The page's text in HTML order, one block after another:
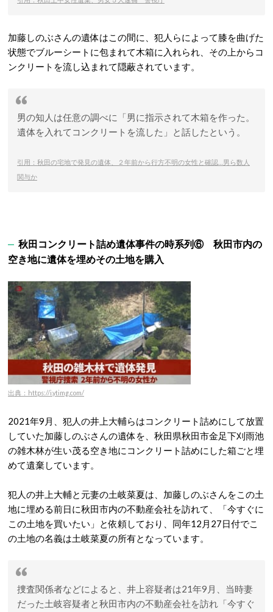
加藤しのぶさんの遺体はこの間に、犯人らによって膝を曲げた
状態でブルーシートに包まれて木箱に入れられ、その上からコ
ンクリートを流し込まれて隠蔽されています。
男の知人は任意の調べに「男に指示されて木箱を作った。
遺体を入れてコンクリートを流した」と話したという。
引用：秋田の宅地で発見の遺体、２年前から行方不明の女性と確認…男ら数人
関与か
秋田コンクリート詰め遺体事件の時系列⑥ 秋田市内の
空き地に遺体を埋めその土地を購入
出典：https://i.ytimg.com/
2021年9月、犯人の井上大輔らはコンクリート詰めにして放置
していた加藤しのぶさんの遺体を、秋田県秋田市金足下刈雨池
の雑木林が生い茂る空き地にコンクリート詰めにした箱ごと埋
めて遺棄しています。
犯人の井上大輔と元妻の土岐菜夏は、加藤しのぶさんをこの土
地に埋める前日に秋田市内の不動産会社を訪れて、「今すぐに
この土地を買いたい」と依頼しており、同年12月27日付でこ
の土地の名義は土岐菜夏の所有となっています。
捜査関係者などによると、井上容疑者は21年9月、当時妻
だった土岐容疑者と秋田市内の不動産会社を訪れ「今すぐ